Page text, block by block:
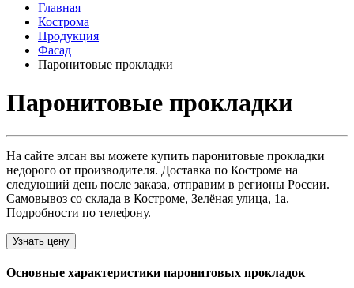
Главная
Кострома
Продукция
Фасад
Паронитовые прокладки
Паронитовые прокладки
На сайте элсан вы можете купить паронитовые прокладки
недорого от производителя. Доставка по Костроме на
следующий день после заказа, отправим в регионы России.
Самовывоз со склада в Костроме, Зелёная улица, 1а.
Подробности по телефону.
Узнать цену
Основные характеристики паронитовых прокладок